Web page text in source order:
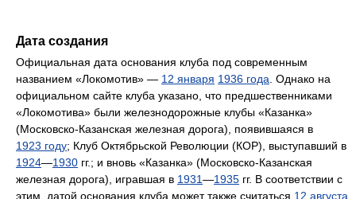
Дата создания
Официальная дата основания клуба под современным
названием «Локомотив» — 12 января 1936 года . Однако на
официальном сайте клуба указано, что предшественниками
«Локомотива» были железнодорожные клубы «Казанка»
(Московско-Казанская железная дорога), появившаяся в
1923 году; Клуб Октябрьской Революции (КОР), выступавший в
1924—1930 гг.; и вновь «Казанка» (Московско-Казанская
железная дорога), игравшая в 1931—1935 гг. В соответствии с
этим, датой основания клуба может также считаться 12 августа